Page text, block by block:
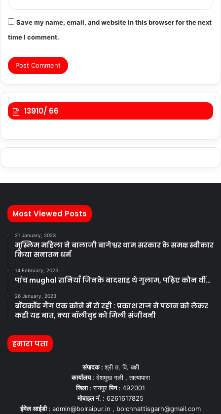
Save my name, email, and website in this browser for the next
time I comment.
13910/ 66
Most Viewed Posts
21 January, 2023
मुस्लिम महिला ने बालाजी बागेश्वर धाम सरकार के समक्ष स्वीकार
किया सनातन धर्म
14 February, 2023
पांच mughal रानियाँ जिनके बादशाह थे गुलाम, पढ़िए कौन थीं…
26 January, 2023
बॉयकॉट गैंग एक कोने में रो रही : प्रकाश राज ने पठान को लेकर
कही यह बात, क्या बॉलीवुड को मिली संजीवनी
हमारा पता
संपादक :श्री त. वि. बक्षी
कार्यालय : देशमुख गली , तात्यापारा
जिला : रायपुरपिन : 492001
मोबाइल नं. : 6261617825
ईमेल आईडी : admin@bolraipur.in , bolchhattisgarh@gmail.com